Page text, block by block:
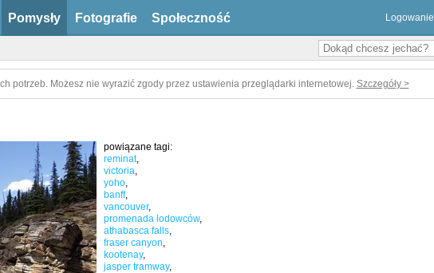
Pomysły Fotografie Społeczność Logowanie
potrzeb. Możesz nie wyrazić zgody przez ustawienia przeglądarki internetowej. Szczegóły >
powiązane tagi:
reminat,
victoria,
yoho,
banff,
vancouver,
promenada lodowców,
athabasca falls,
fraser canyon,
kootenay,
jasper tramway,